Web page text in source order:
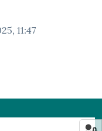
11:47